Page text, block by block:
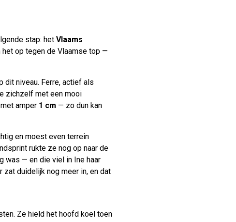
stap: het Vlaams
op tegen de Vlaamse top —
dit niveau. Ferre, actief als
zichzelf met een mooi
amper 1 cm — zo dun kan
en moest even terrein
rukte ze nog op naar de
was — en die viel in Ine haar
duidelijk nog meer in, en dat
Ze hield het hoofd koel toen